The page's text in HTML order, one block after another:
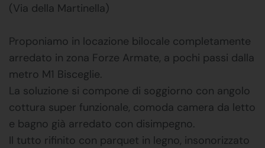
(Via della Martinella)
Proponiamo in locazione bilocale completamente
arredato in zona Forze Armate, a pochi passi dalla
metro M1 Bisceglie.
La soluzione si compone di soggiorno con angolo
cottura super funzionale, comoda camera da letto
e bagno già arredato con disimpegno.
Il tutto rifinito con parquet in legno, insonorizzato